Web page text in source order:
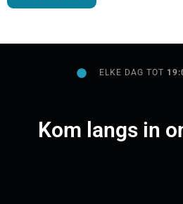
ELKE DAG TOT
Kom langs in